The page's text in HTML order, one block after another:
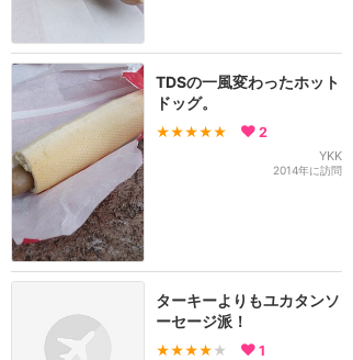
TDSの一風変わったホット
ドッグ。
★★★★★ 2
YKK
2014年に訪問
ターキーよりもユカタンソ
ーセージ派！
★★★★ ★ 1